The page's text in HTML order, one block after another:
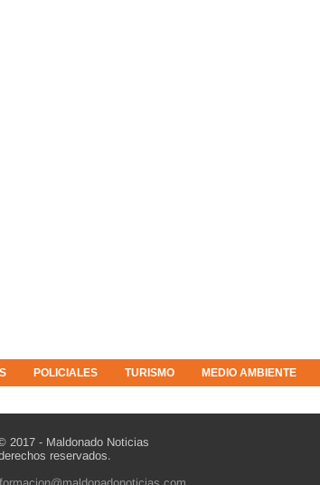
POLICIALES TURISMO MEDIO AMBIENTE
2017 - Maldonado Noticias
reservados.